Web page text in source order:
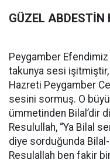
GÜZEL
Peygamber
takunya sesi
Hazreti Peygamber
sesini sormuş. O
ümmetinden Bilal’dir
Resulullah, “Ya Bilal
diye sorduğunda
Resulallah ben fakir